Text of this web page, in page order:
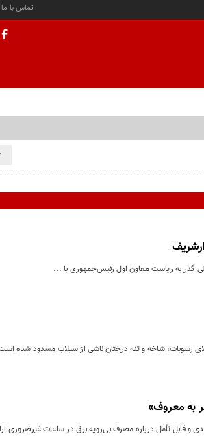
تماس با ما
گذر به ریاست معاون اول رئیس‌جمهوری با ...
رسوبات، شاخه و تنه درختان ناشی از سیلاب مسدود شده
به معروف»
و قابل تأمل درباره مصرف بی‌رویه برق در ساعات غیرضروری